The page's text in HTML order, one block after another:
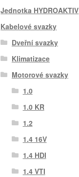
Jednotka HYDROAKTIV
Kabelové svazky
Dveřní svazky
Klimatizace
Motorové svazky
1.0
1.0 KR
1.2
1.4 16V
1.4 HDI
1.4 VTI